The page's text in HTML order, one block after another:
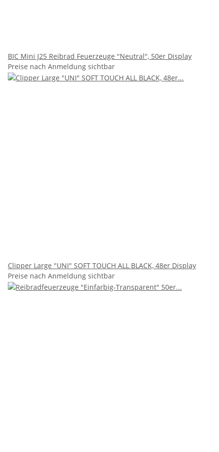
BIC Mini J25 Reibrad Feuerzeuge "Neutral", 50er Display
Preise nach Anmeldung sichtbar
Clipper Large "UNI" SOFT TOUCH ALL BLACK, 48er Display
Preise nach Anmeldung sichtbar